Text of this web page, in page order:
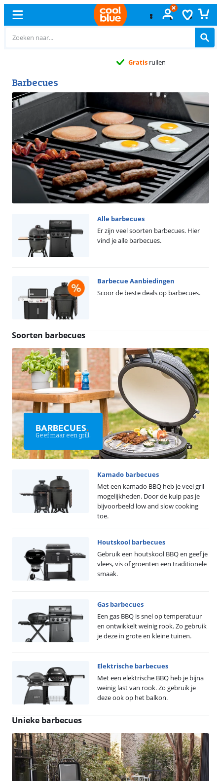
Gratisruilen
Barbecues
Alle barbecues
Er zijn veel soorten barbecues. Hier
vind je alle barbecues.
Barbecue Aanbiedingen
Scoor de beste deals op barbecues.
Soorten barbecues
BARBECUES.
Geef maar een grill.
Kamado barbecues
Met een kamado BBQ heb je veel gril
mogelijkheden. Door de kuip pas je
bijvoorbeeld low and slow cooking
toe.
Houtskool barbecues
Gebruik een houtskool BBQ en geef je
vlees, vis of groenten een traditionele
smaak.
Gas barbecues
Een gas BBQ is snel op temperatuur
en ontwikkelt weinig rook. Zo gebruik
je deze in grote en kleine tuinen.
Elektrische barbecues
Met een elektrische BBQ heb je bijna
weinig last van rook. Zo gebruik je
deze ook op het balkon.
Unieke barbecues